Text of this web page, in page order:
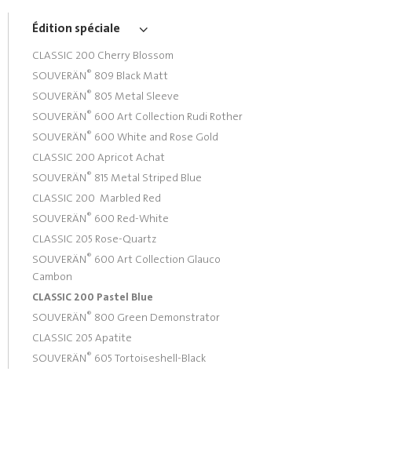
Édition spéciale
CLASSIC 200 Cherry Blossom
SOUVERÄN® 809 Black Matt
SOUVERÄN® 805 Metal Sleeve
SOUVERÄN® 600 Art Collection Rudi Rother
SOUVERÄN® 600 White and Rose Gold
CLASSIC 200 Apricot Achat
SOUVERÄN® 815 Metal Striped Blue
CLASSIC 200 Marbled Red
SOUVERÄN® 600 Red-White
CLASSIC 205 Rose-Quartz
SOUVERÄN® 600 Art Collection Glauco
Cambon
CLASSIC 200 Pastel Blue
SOUVERÄN® 800 Green Demonstrator
CLASSIC 205 Apatite
SOUVERÄN® 605 Tortoiseshell-Black